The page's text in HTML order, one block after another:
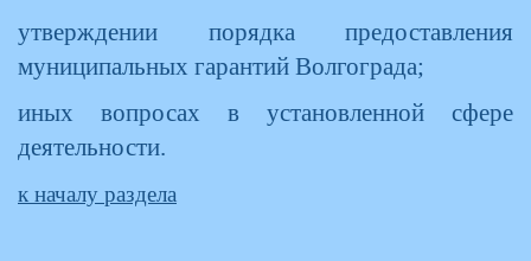
утверждении порядка предоставления
муниципальных гарантий Волгограда;
иных вопросах в установленной сфере
деятельности.
к началу раздела